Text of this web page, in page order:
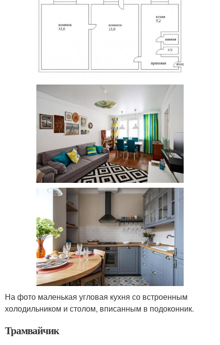
На фото маленькая угловая кухня со встроенным
холодильником и столом, вписанным в подоконник.
Трамвайчик